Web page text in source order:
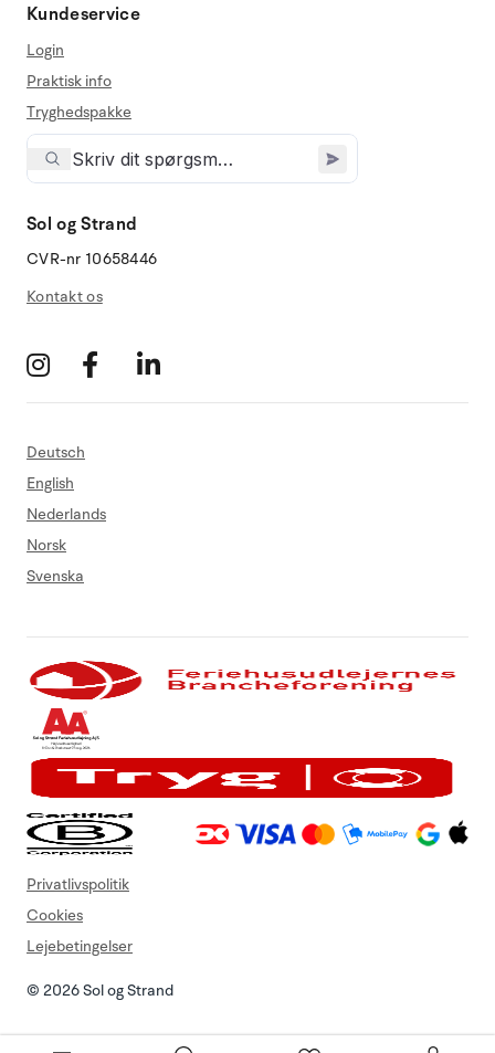
Kundeservice
Login
Praktisk info
Tryghedspakke
Sol og Strand
CVR-nr 10658446
Kontakt os
Deutsch
English
Nederlands
Norsk
Svenska
© 2026 Sol og Strand
Privatlivspolitik
Cookies
Lejebetingelser